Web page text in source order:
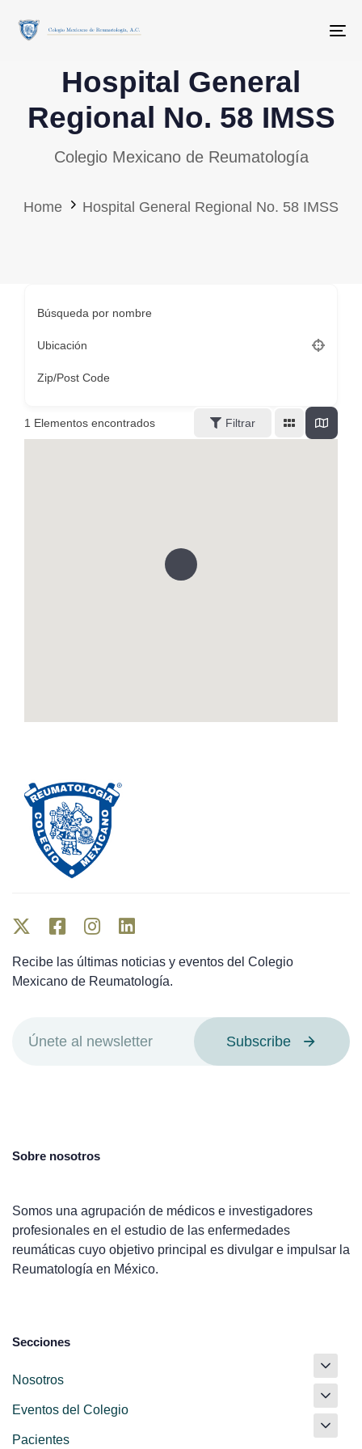
links
Hospital General
Regional No. 58 IMSS
Colegio Mexicano de Reumatología
Home Hospital General Regional No. 58 IMSS
Búsqueda por nombre
Ubicación
Zip/Post Code
1 Elementos encontrados Filtrar
Recibe las últimas noticias y eventos del Colegio
Mexicano de Reumatología.
Subscribe
Sobre nosotros
Somos una agrupación de médicos e investigadores
profesionales en el estudio de las enfermedades
reumáticas cuyo objetivo principal es divulgar e impulsar la
Reumatología en México.
Secciones
Nosotros
Eventos del Colegio
Pacientes